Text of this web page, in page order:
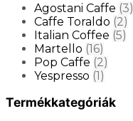
Agostani Caffe (3)
Caffe Toraldo (2)
Italian Coffee (5)
Martello (16)
Pop Caffe (2)
Yespresso (1)
Termékkategóriák